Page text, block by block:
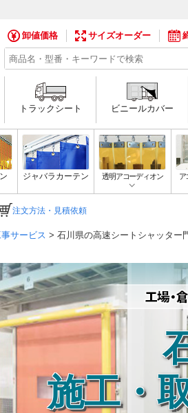
卸値価格 サイズオーダー
トラックシート ビニールカバー
ジャバラカーテン 透明アコーディオン ア
注文方法・見積依頼
サービス > 石川県の高速シートシャッター
施工・